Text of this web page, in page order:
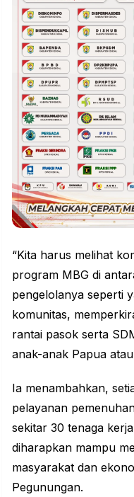
“Kita harus melihat
program MBG di
pengelolanya seperti
komunitas,
rantai pasok serta
anak-anak Papua
Ia menambahkan,
pelayanan
sekitar 30 tenaga
diharapkan mampu
masyarakat dan
Pegunungan.